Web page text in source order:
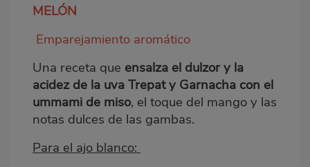
MELÓN
Emparejamiento aromático
Una receta que ensalza el dulzor y la
acidez de la uva Trepat y Garnacha con el
ummami de miso, el toque del mango y las
notas dulces de las gambas.
Para el ajo blanco: